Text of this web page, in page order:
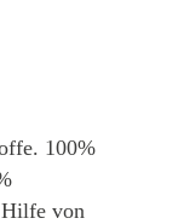
100%
Hilfe von